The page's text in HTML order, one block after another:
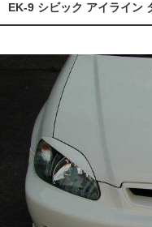
EK-9 シビック アイライン